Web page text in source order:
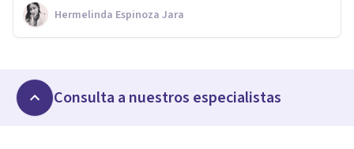
Hermelinda Espinoza Jara
Consulta a nuestros especialistas